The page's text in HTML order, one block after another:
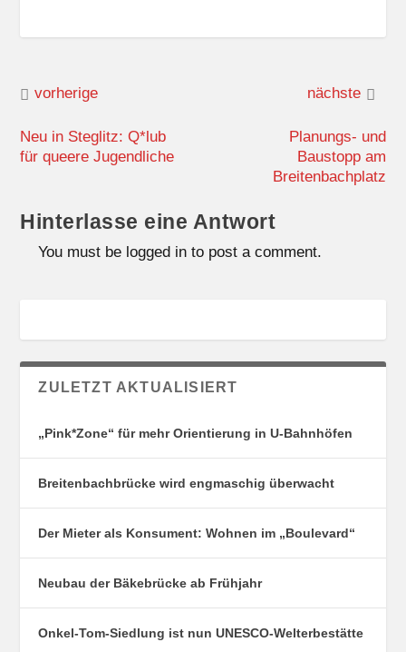
vorherige
Neu in Steglitz: Q*lub
für queere Jugendliche
nächste
Planungs- und
Baustopp am
Breitenbachplatz
Hinterlasse eine Antwort
You must be logged in to post a comment.
ZULETZT AKTUALISIERT
„Pink*Zone“ für mehr Orientierung in U-Bahnhöfen
Breitenbachbrücke wird engmaschig überwacht
Der Mieter als Konsument: Wohnen im „Boulevard“
Neubau der Bäkebrücke ab Frühjahr
Onkel-Tom-Siedlung ist nun UNESCO-Welterbestätte